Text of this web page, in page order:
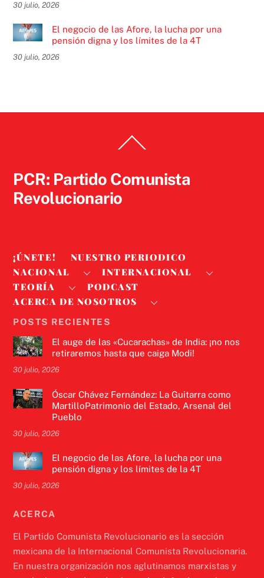
30 julio, 2026
El negocio de las Afore, la lucha por una
pensión digna y los límites de la 4T
30 julio, 2026
To
PCR: Partido Comunista
Revolucionario
¡ÚNETE!
NUESTRO PERIODICO
NACIONAL
INTERNACIONAL
TEORÍA
PODCAST
ACERCA DE NOSOTROS
POSTS RECIENTES
El auge de las «Cucarachas» de India: ¡no nos
retiraremos hasta que caiga Modi!
30 julio, 2026
Óscar Chávez Fernández: La Guitarra como
MartilloPatrimonio del Estado, Arsenal del
Pueblo
30 julio, 2026
El negocio de las Afore, la lucha por una
pensión digna y los límites de la 4T
30 julio, 2026
ACERCA
El Partido Comunista Revolucionario es la sección
mexicana de la Internacional Comunista Revolucionaria.
En nuestra organización nos aglutinamos marxistas y